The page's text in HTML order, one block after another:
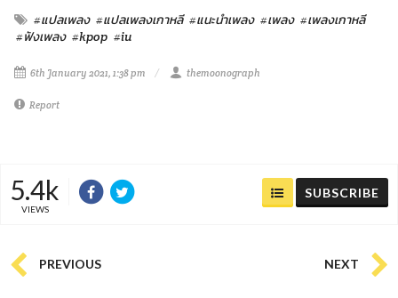
#แปลเพลง #แปลเพลงเกาหลี #แนะนำเพลง #เพลง #เพลงเกาหลี
#ฟังเพลง #kpop #iu
6th January 2021, 1:38 pm themoonograph
Report
5.4k
VIEWS
SUBSCRIBE
PREVIOUS NEXT